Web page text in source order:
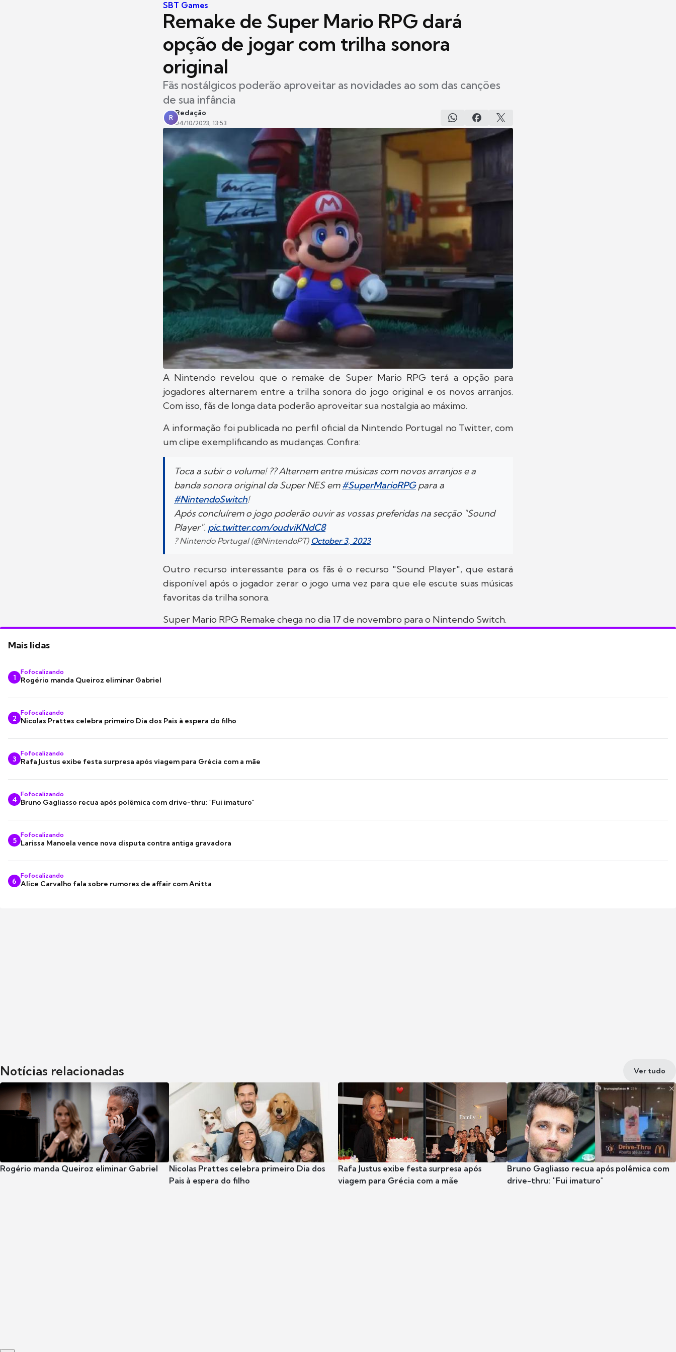
SBT Games
Remake de Super Mario RPG dará
opção de jogar com trilha sonora
original
Fãs nostálgicos poderão aproveitar as novidades ao som das canções
de sua infância
R
Redação
04/10/2023, 13:53
A Nintendo revelou que o remake de Super Mario RPG terá a opção para
jogadores alternarem entre a trilha sonora do jogo original e os novos arranjos.
Com isso, fãs de longa data poderão aproveitar sua nostalgia ao máximo.
A informação foi publicada no perfil oficial da Nintendo Portugal no Twitter, com
um clipe exemplificando as mudanças. Confira:
Toca a subir o volume! ?? Alternem entre músicas com novos arranjos e a
banda sonora original da Super NES em#SuperMarioRPGpara a
#NintendoSwitch!
Após concluírem o jogo poderão ouvir as vossas preferidas na secção "Sound
Player". pic.twitter.com/oudviKNdC8
? Nintendo Portugal (@NintendoPT) October 3, 2023
Outro recurso interessante para os fãs é o recurso "Sound Player", que estará
disponível após o jogador zerar o jogo uma vez para que ele escute suas músicas
favoritas da trilha sonora.
Super Mario RPG Remake chega no dia 17 de novembro para o Nintendo Switch.
Mais lidas
1
Fofocalizando
Rogério manda Queiroz eliminar Gabriel
2
Fofocalizando
Nicolas Prattes celebra primeiro Dia dos Pais à espera do filho
3
Fofocalizando
Rafa Justus exibe festa surpresa após viagem para Grécia com a mãe
4
Fofocalizando
Bruno Gagliasso recua após polêmica com drive-thru: "Fui imaturo"
5
Fofocalizando
Larissa Manoela vence nova disputa contra antiga gravadora
6
Fofocalizando
Alice Carvalho fala sobre rumores de affair com Anitta
Notícias relacionadas Ver tudo
Rogério manda Queiroz eliminar Gabriel
Nicolas Prattes celebra primeiro Dia dos
Pais à espera do filho
Rafa Justus exibe festa surpresa após
viagem para Grécia com a mãe
Bruno Gagliasso recua após polêmica com
drive-thru: "Fui imaturo"